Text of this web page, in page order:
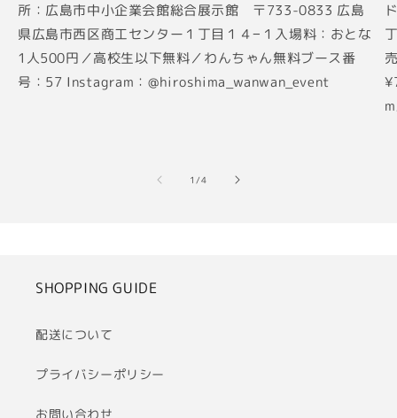
所：広島市中小企業会館総合展示館 〒733-0833 広島
県広島市西区商工センター１丁目１４−１入場料：おとな
1人500円／高校生以下無料／わんちゃん無料ブース番
号：57 Instagram：@hiroshima_wanwan_event
1 /の
4
SHOPPING GUIDE
配送について
プライバシーポリシー
お問い合わせ